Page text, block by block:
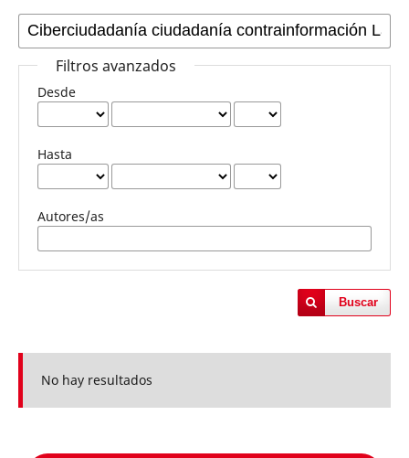
Filtros avanzados
Desde
Hasta
Autores/as
Buscar
No hay resultados